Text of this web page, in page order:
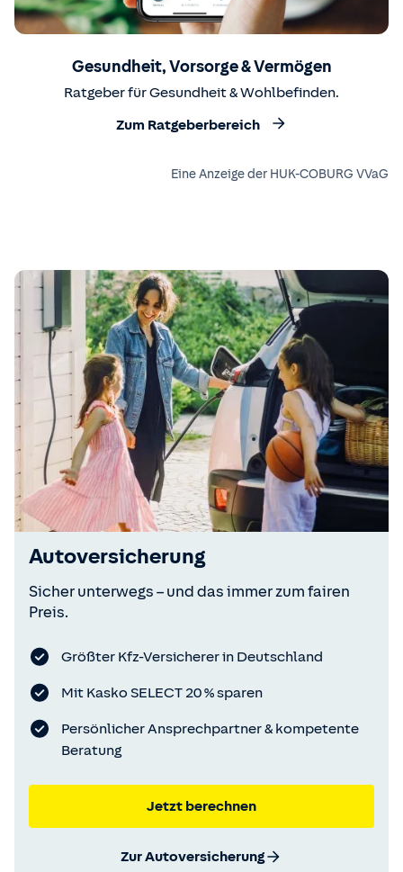
Gesundheit, Vorsorge & Vermögen
Ratgeber für Gesundheit & Wohlbefinden.
Zum Ratgeberbereich
Eine Anzeige der HUK-COBURG VVaG
Autoversicherung
Sicher unterwegs – und das immer zum fairen
Preis.
Größter Kfz-Versicherer in Deutschland
Mit Kasko SELECT 20 % sparen
Persönlicher Ansprechpartner & kompetente
Beratung
Jetzt berechnen
Zur Autoversicherung